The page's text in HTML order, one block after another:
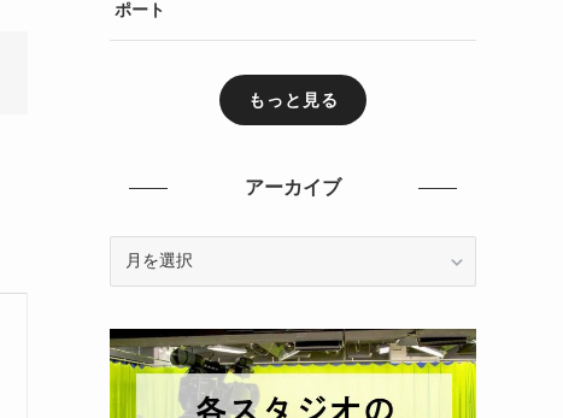
ポート
もっと見る
アーカイブ
イ
ブ